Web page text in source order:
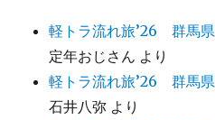
軽トラ流れ旅’26 群馬
定年おじさん より
軽トラ流れ旅’26 群馬
石井八弥 より